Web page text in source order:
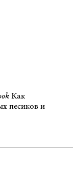
Как
песиков и